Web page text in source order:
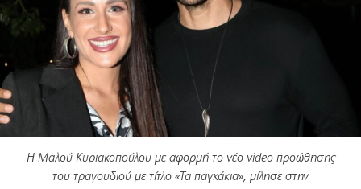
Η Μαλού Κυριακοπούλου με αφορμή το νέο video προώθησης
του τραγουδιού µε τίτλο «Τα παγκάκια», μίλησε στην